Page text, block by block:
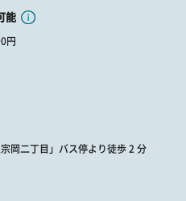
能
円
岡二丁目」バス停より徒歩 2 分